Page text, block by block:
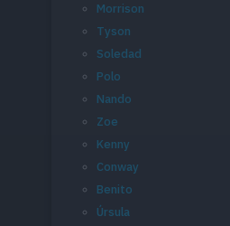
Morrison
Tyson
Soledad
Polo
Nando
Zoe
Kenny
Conway
Benito
Úrsula